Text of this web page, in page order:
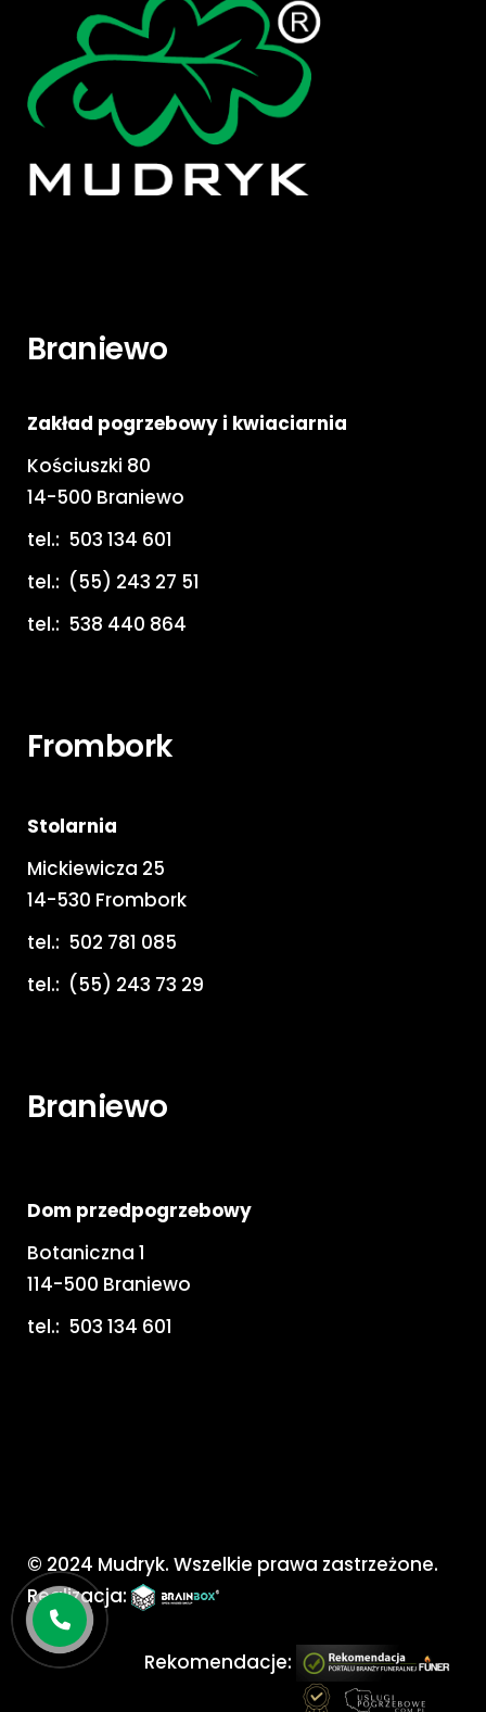
Braniewo
Zakład pogrzebowy i kwiaciarnia
Kościuszki 80
14-500 Braniewo
tel.: 503 134 601
tel.: (55) 243 27 51
tel.: 538 440 864
Frombork
Stolarnia
Mickiewicza 25
14-530 Frombork
tel.: 502 781 085
tel.: (55) 243 73 29
Braniewo
Dom przedpogrzebowy
Botaniczna 1
114-500 Braniewo
tel.: 503 134 601
© 2024 Mudryk. Wszelkie prawa zastrzeżone.
Realizacja:
Rekomendacje: